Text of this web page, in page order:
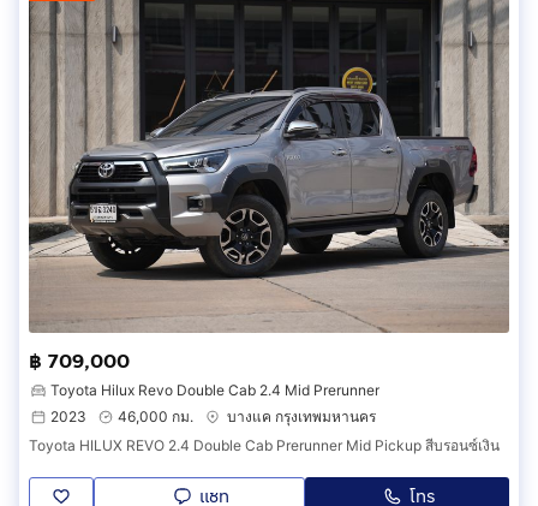
฿ 709,000
Toyota Hilux Revo Double Cab 2.4 Mid Prerunner
2023
46,000 กม.
บางแค กรุงเทพมหานคร
Toyota HILUX REVO 2.4 Double Cab Prerunner Mid Pickup สีบรอนซ์เงิน
แชท โทร